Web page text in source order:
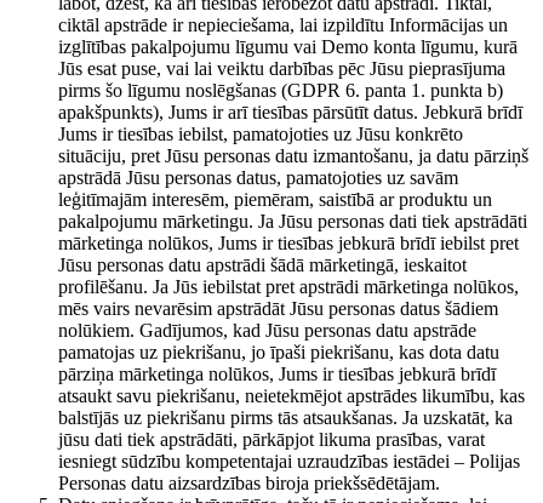
ciktāl apstrāde ir nepieciešama, lai izpildītu Informācijas un
izglītības pakalpojumu līgumu vai Demo konta līgumu, kurā
Jūs esat puse, vai lai veiktu darbības pēc Jūsu pieprasījuma
pirms šo līgumu noslēgšanas (GDPR 6. panta 1. punkta b)
apakšpunkts), Jums ir arī tiesības pārsūtīt datus. Jebkurā brīdī
Jums ir tiesības iebilst, pamatojoties uz Jūsu konkrēto
situāciju, pret Jūsu personas datu izmantošanu, ja datu pārziņš
apstrādā Jūsu personas datus, pamatojoties uz savām
leģitīmajām interesēm, piemēram, saistībā ar produktu un
pakalpojumu mārketingu. Ja Jūsu personas dati tiek apstrādāti
mārketinga nolūkos, Jums ir tiesības jebkurā brīdī iebilst pret
Jūsu personas datu apstrādi šādā mārketingā, ieskaitot
profilēšanu. Ja Jūs iebilstat pret apstrādi mārketinga nolūkos,
mēs vairs nevarēsim apstrādāt Jūsu personas datus šādiem
nolūkiem. Gadījumos, kad Jūsu personas datu apstrāde
pamatojas uz piekrišanu, jo īpaši piekrišanu, kas dota datu
pārziņa mārketinga nolūkos, Jums ir tiesības jebkurā brīdī
atsaukt savu piekrišanu, neietekmējot apstrādes likumību, kas
balstījās uz piekrišanu pirms tās atsaukšanas. Ja uzskatāt, ka
jūsu dati tiek apstrādāti, pārkāpjot likuma prasības, varat
iesniegt sūdzību kompetentajai uzraudzības iestādei – Polijas
Personas datu aizsardzības biroja priekšsēdētājam.